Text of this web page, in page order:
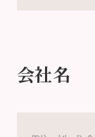
会社名